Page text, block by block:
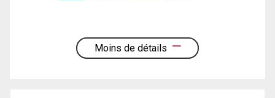
Moins de détails